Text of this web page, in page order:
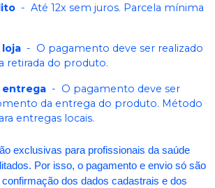
- Até 12x sem juros. Parcela mínima
- O pagamento deve ser realizado
retirada do produto.
entrega - O pagamento deve ser
da entrega do produto. Método
entregas locais.
exclusivas para profissionais da saúde
Por isso, o pagamento e envio só são
dos dados cadastrais e dos